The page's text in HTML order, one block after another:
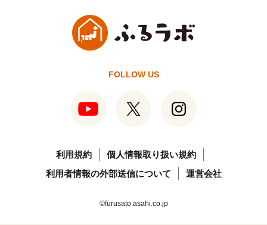
FOLLOW US
利用規約
個人情報取り扱い規約
利用者情報の外部送信について
運営会社
©furusato.asahi.co.jp